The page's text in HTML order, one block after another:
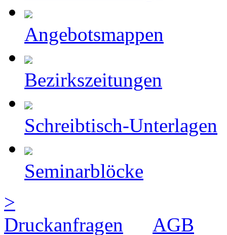
Angebotsmappen
Bezirkszeitungen
Schreibtisch-Unterlagen
Seminarblöcke
>
Druckanfragen
AGB